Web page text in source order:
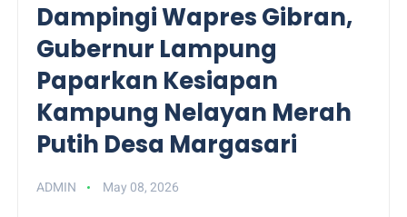
Putih Desa Margasari
Dampingi Wapres Gibran,
Gubernur Lampung
Paparkan Kesiapan
Kampung Nelayan Merah
Putih Desa Margasari
ADMIN May 08, 2026